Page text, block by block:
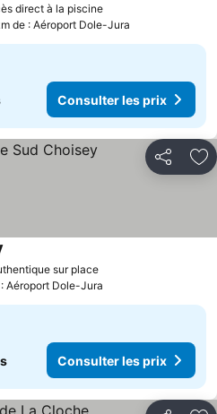
direct à la piscine
de : Aéroport Dole-Jura
Consulter les prix
Partager
sur place
Aéroport Dole-Jura
Consulter les prix